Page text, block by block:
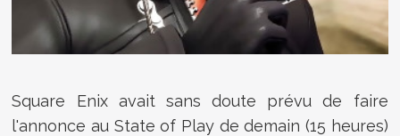
Square Enix avait sans doute prévu de faire
l'annonce au State of Play de demain (15 heures)